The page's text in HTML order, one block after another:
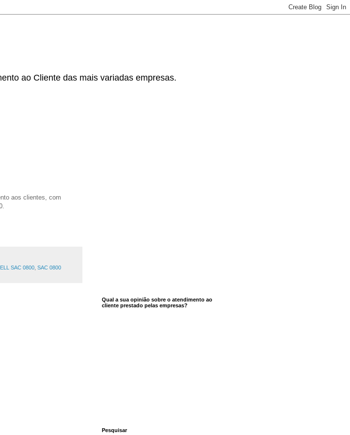
ao Cliente das mais variadas empresas.
aos clientes, com
SAC 0800 SAC 0800
Qual a sua opinião sobre o atendimento ao
cliente prestado pelas empresas?
Pesquisar